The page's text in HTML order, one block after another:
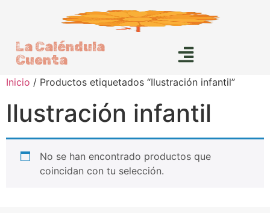
La Caléndula
Cuenta
Inicio / Productos etiquetados “Ilustración infantil”
Ilustración infantil
No se han encontrado productos que
coincidan con tu selección.